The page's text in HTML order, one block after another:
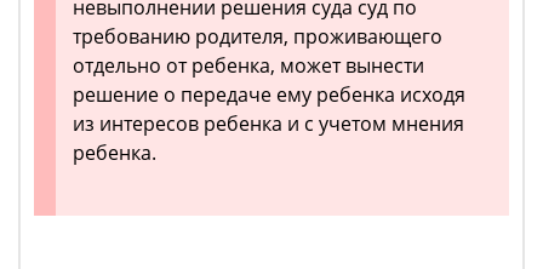
невыполнении решения суда суд по
требованию родителя, проживающего
отдельно от ребенка, может вынести
решение о передаче ему ребенка исходя
из интересов ребенка и с учетом мнения
ребенка.